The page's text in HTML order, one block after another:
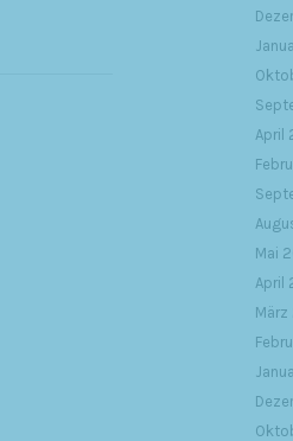
April
Mai
April